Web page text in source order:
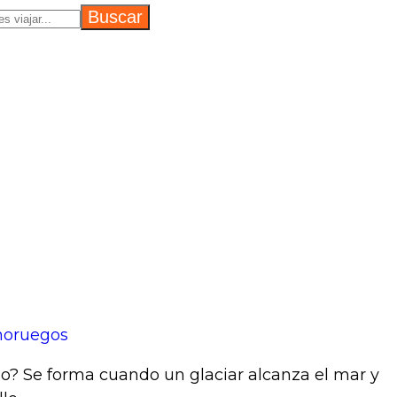
Se forma cuando un glaciar alcanza el mar y